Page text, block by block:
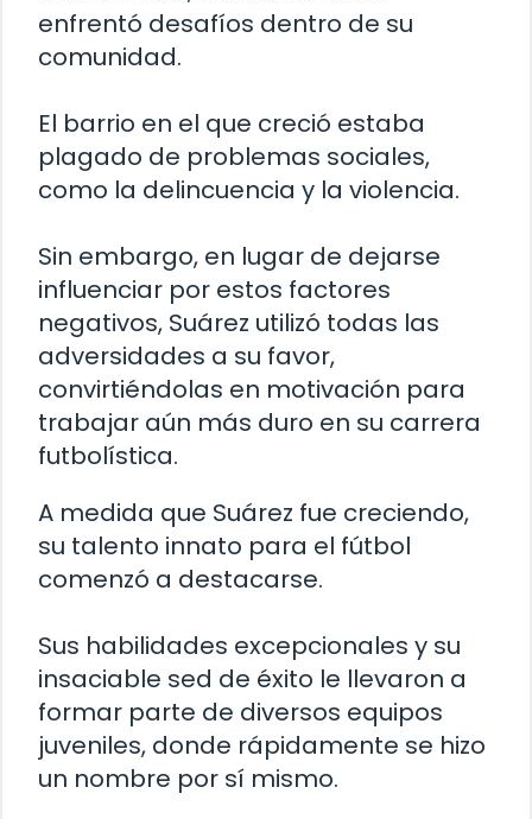
enfrentó desafíos dentro de su
comunidad.
El barrio en el que creció estaba
plagado de problemas sociales,
como la delincuencia y la violencia.
Sin embargo, en lugar de dejarse
influenciar por estos factores
negativos, Suárez utilizó todas las
adversidades a su favor,
convirtiéndolas en motivación para
trabajar aún más duro en su carrera
futbolística.
A medida que Suárez fue creciendo,
su talento innato para el fútbol
comenzó a destacarse.
Sus habilidades excepcionales y su
insaciable sed de éxito le llevaron a
formar parte de diversos equipos
juveniles, donde rápidamente se hizo
un nombre por sí mismo.